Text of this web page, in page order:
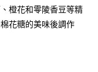
商業銀行
橙花和零陵香豆等精
花糖的美味後調作